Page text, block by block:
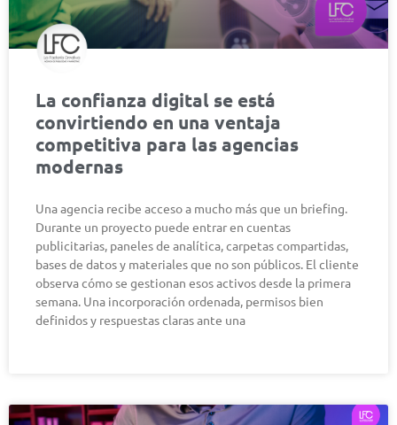
La confianza digital se está
convirtiendo en una ventaja
competitiva para las agencias
modernas
Una agencia recibe acceso a mucho más que un briefing.
Durante un proyecto puede entrar en cuentas
publicitarias, paneles de analítica, carpetas compartidas,
bases de datos y materiales que no son públicos. El cliente
observa cómo se gestionan esos activos desde la primera
semana. Una incorporación ordenada, permisos bien
definidos y respuestas claras ante una